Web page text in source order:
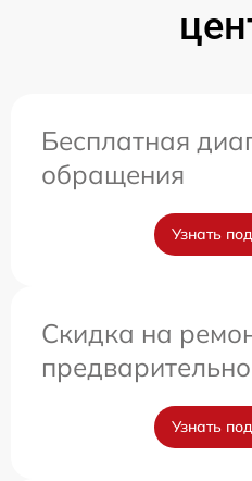
Бесплатная
обращения
Узнать
Скидка на
Узнать